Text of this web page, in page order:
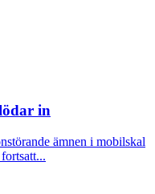
in
ämnen i mobilskal